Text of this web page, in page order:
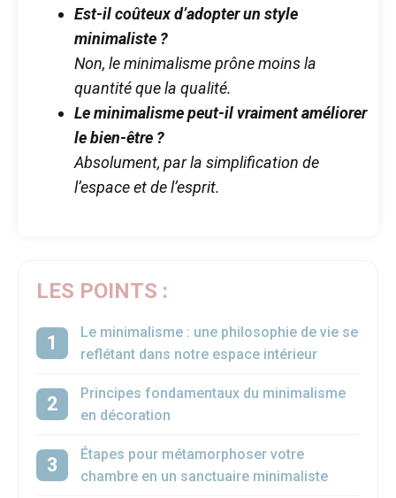
Est-il coûteux d’adopter un style
minimaliste ?
Non, le minimalisme prône moins la
quantité que la qualité.
Le minimalisme peut-il vraiment améliorer
le bien-être ?
Absolument, par la simplification de
l’espace et de l’esprit.
LES POINTS :
Le minimalisme : une philosophie de vie se
reflétant dans notre espace intérieur
Principes fondamentaux du minimalisme
en décoration
Étapes pour métamorphoser votre
chambre en un sanctuaire minimaliste